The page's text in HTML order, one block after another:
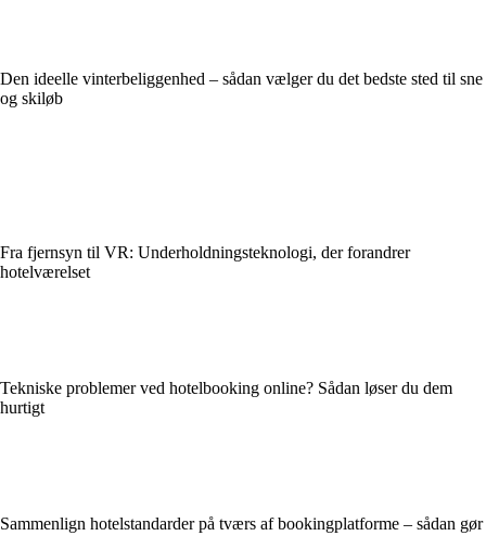
Den ideelle vinterbeliggenhed – sådan vælger du det bedste sted til sne
og skiløb
Fra fjernsyn til VR: Underholdningsteknologi, der forandrer
hotelværelset
Tekniske problemer ved hotelbooking online? Sådan løser du dem
hurtigt
Sammenlign hotelstandarder på tværs af bookingplatforme – sådan gør